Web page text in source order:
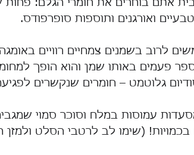
אתם בוחרים את חומרי הגלם: פחות
ואורגנים ותוספות סופרפודס.
פעמים באותו שמן והוא הופך
גלוטמט – חומרים שנקשרים
עמוסות במלח וסוכר סמוי
(שימו לב לרטבי הסלט ולמזן